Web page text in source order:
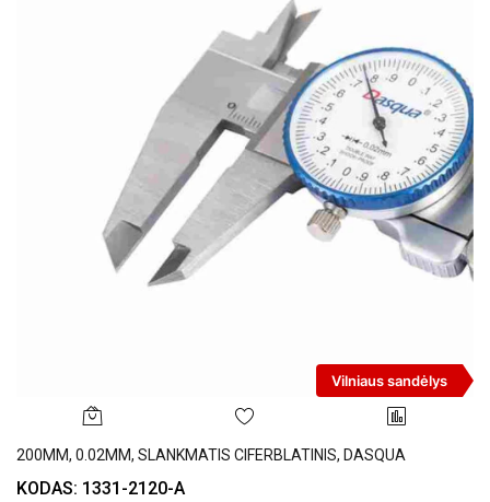
Vilniaus sandėlys
200MM, 0.02MM, SLANKMATIS CIFERBLATINIS, DASQUA
KODAS: 1331-2120-A